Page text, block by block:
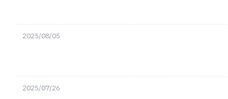
2025/08/05
2025/07/26